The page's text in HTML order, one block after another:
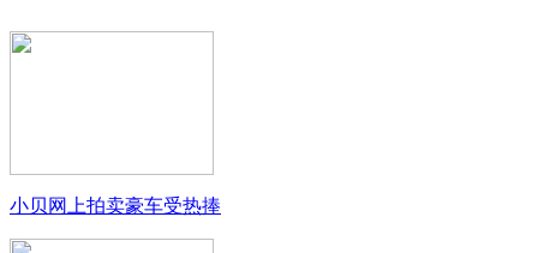
小贝网上拍卖豪车受热捧